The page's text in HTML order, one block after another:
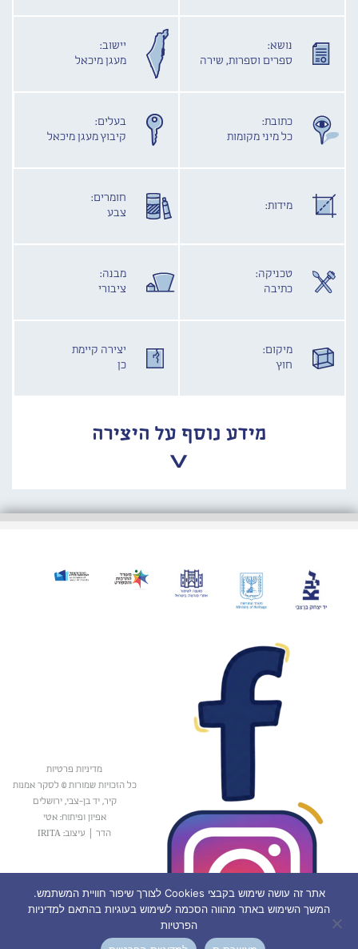
נושא:
ספרים וספרות, שירה
יישוב:
מעגן מיכאל
כתובת:
כל מיני מקומות
בעלים:
קיבוץ מעגן מיכאל
מידות:
חומרים:
צבע
טכניקה:
כתיבה
מבנה:
ציבורי
מיקום:
חוץ
יצירה קיימת
כן
מידע נוסף על היצירה
מדיניות פרטיות
כל הזכויות שמורות © לסקר אמנות
קיר, יד בן-צבי, ירושלים
אפיון ופיתוח: אטי
הדר
עיצוב: IRITA
אתר זה עושה שימוש בקבצי Cookies לצורך שיפור חוויית המשתמש.
המשך השימוש באתר מהווה הסכמה לשימוש בעוגיות בהתאם למדיניות
הפרטיות